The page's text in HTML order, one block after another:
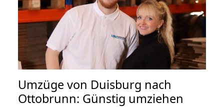
Umzüge von Duisburg nach
Ottobrunn: Günstig umziehen